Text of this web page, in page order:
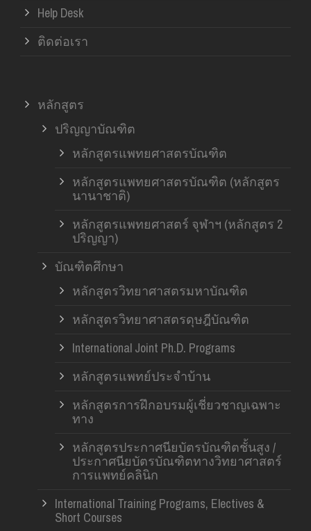
Help Desk
ติดต่อเรา
หลักสูตร
ปริญญาบัณฑิต
หลักสูตรแพทยศาสตรบัณฑิต
หลักสูตรแพทยศาสตรบัณฑิต (หลักสูตร
นานาชาติ)
หลักสูตรแพทยศาสตร์ จุฬาฯ (หลักสูตร 2
ปริญญา)
บัณฑิตศึกษา
หลักสูตรวิทยาศาสตรมหาบัณฑิต
หลักสูตรวิทยาศาสตรดุษฎีบัณฑิต
International Joint Ph.D. Programs
หลักสูตรแพทย์ประจำบ้าน
หลักสูตรการฝึกอบรมผู้เชี่ยวชาญเฉพาะ
ทาง
หลักสูตรประกาศนียบัตรบัณฑิตชั้นสูง /
ประกาศนียบัตรบัณฑิตทางวิทยาศาสตร์
การแพทย์คลินิก
International Training Programs, Electives &
Short Courses